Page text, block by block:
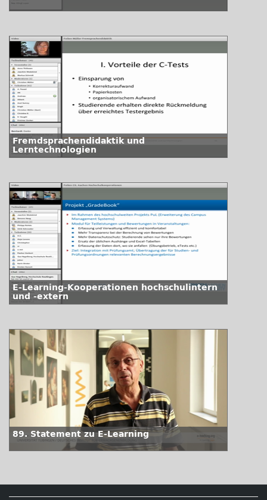
Fremdsprachendidaktik und
Lerntechnologien
E-Learning-Kooperationen hochschulintern
und -extern
89. Statement zu E-Learning